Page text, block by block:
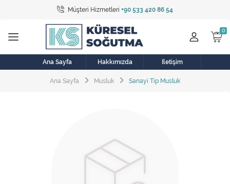
Müşteri Hizmetleri +90 533 420 86 54
Tüm Kategoriler
Bulaşık Makinesi
Buzdolabı
Çamaşır Kurutma Makinesi
Elektrikli Aksamlar
Elektrikli Süpürge
Ana Sayfa Hakkımızda İletişim
Ana Sayfa Musluk Sanayi Tip Musluk